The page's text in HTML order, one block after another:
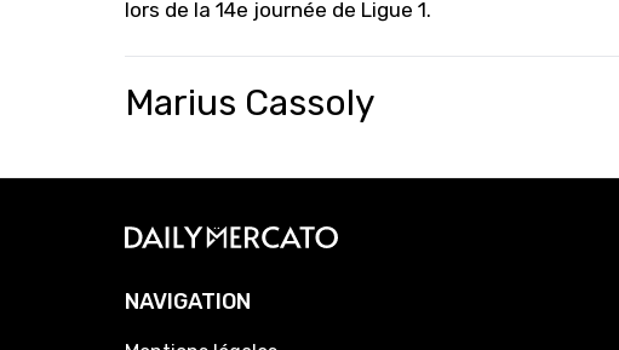
lors de la 14e journée de Ligue 1.
Marius Cassoly
NAVIGATION